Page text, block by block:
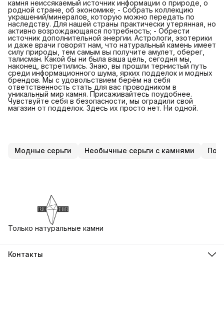
камня неиссякаемый источник информации о природе, о
родной стране, об экономике; - Собрать коллекцию
украшений/минералов, которую можно передать по
наследству. Для нашей страны практически утерянная, но
активно возрождающаяся потребность; - Обрести
источник дополнительной энергии. Астрологи, эзотерики
и даже врачи говорят нам, что натуральный камень имеет
силу природы, тем самым вы получите амулет, оберег,
талисман. Какой бы ни была ваша цель, сегодня мы,
наконец, встретились. Знаю, вы прошли тернистый путь
среди информационного шума, ярких подделок и модных
брендов. Мы с удовольствием берём на себя
ответственность стать для вас проводником в
уникальный мир камня. Присаживайтесь поудобнее.
Чувствуйте себя в безопасности, мы оградили свой
магазин от подделок. Здесь их просто нет. Ни одной.
Модные серьги Необычные серьги с камнями
Только натуральные камни
Контакты